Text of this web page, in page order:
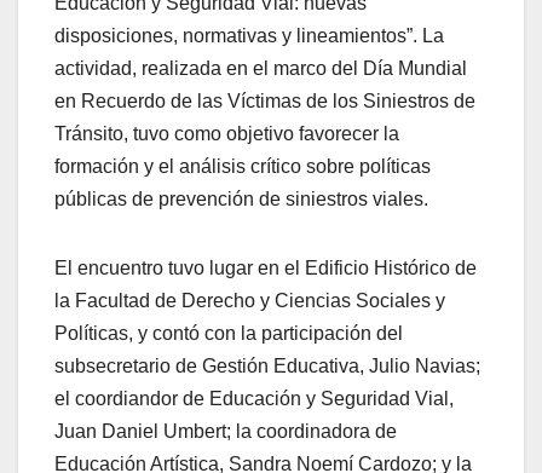
disposiciones, normativas y lineamientos”. La
actividad, realizada en el marco del Día Mundial
en Recuerdo de las Víctimas de los Siniestros de
Tránsito, tuvo como objetivo favorecer la
formación y el análisis crítico sobre políticas
públicas de prevención de siniestros viales.
El encuentro tuvo lugar en el Edificio Histórico de
la Facultad de Derecho y Ciencias Sociales y
Políticas, y contó con la participación del
subsecretario de Gestión Educativa, Julio Navias;
el coordiandor de Educación y Seguridad Vial,
Juan Daniel Umbert; la coordinadora de
Educación Artística, Sandra Noemí Cardozo; y la